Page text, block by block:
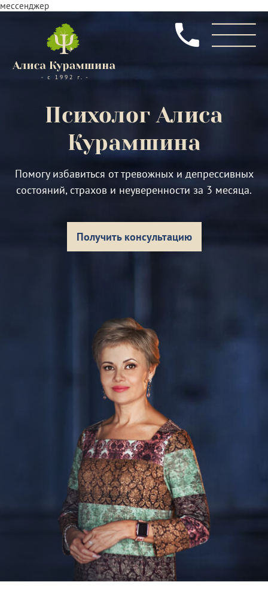
мессенджер
ПсихологАлиса
Курамшина
Помогу избавиться от тревожных и депрессивных
состояний, страхов и неуверенности за 3 месяца.
Получить консультацию